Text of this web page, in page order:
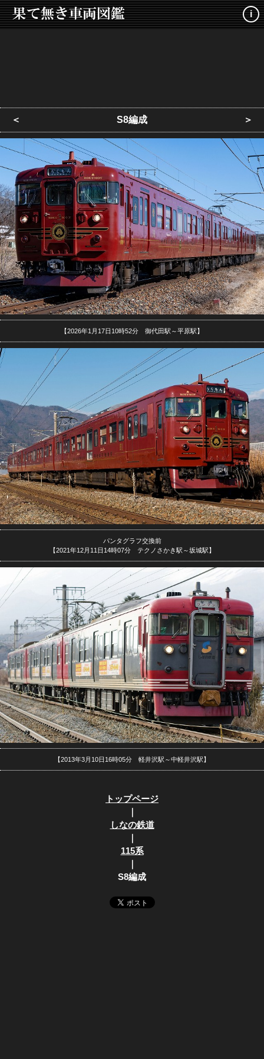
i
＜ S8編成 ＞
【2026年1月17日10時52分 御代田駅～平原駅】
パンタグラフ交換前
【2021年12月11日14時07分 テクノさかき駅～坂城駅】
【2013年3月10日16時05分 軽井沢駅～中軽井沢駅】
トップページ
｜
しなの鉄道
｜
115系
｜
S8編成